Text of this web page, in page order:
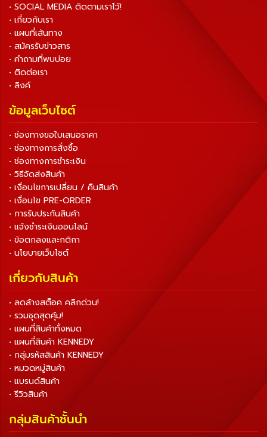
• SOCIAL MEDIA ติดตามเราไว้!
• เกี่ยวกับเรา
• แผนที่เส้นทาง
• สมัครรับข่าวสาร
• คำถามที่พบบ่อย
• ติดต่อเรา
• ลิงค์
ข้อมูลเว็บไซต์
• ช่องทางขอใบเสนอราคา
• ช่องทางการสั่งซื้อ
• ช่องทางการชำระเงิน
• วิธีจัดส่งสินค้า
• เงื่อนไขการเปลี่ยน / คืนสินค้า
• เงื่อนไข PRE-ORDER
• การรับประกันสินค้า
• แจ้งชำระเงินออนไลน์
• ข้อตกลงและกติกา
• นโยบายเว็บไซต์
เกี่ยวกับสินค้า
• ลดล้างสต็อค คลิกด่วน!
• รวมชุดสุดคุ้ม!
• แผนที่สินค้าทั้งหมด
• แผนที่สินค้า KENNEDY
• กลุ่มรหัสสินค้า KENNEDY
• หมวดหมู่สินค้า
• แบรนด์สินค้า
• รีวิวสินค้า
กลุ่มสินค้าชั้นนำ